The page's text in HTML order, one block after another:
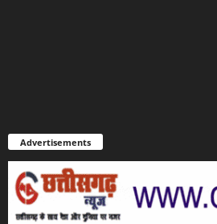
Advertisements